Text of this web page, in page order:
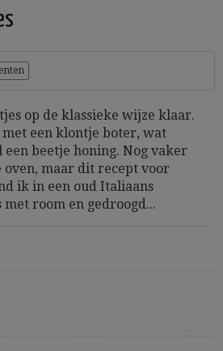
op de klassieke wijze klaar.
met een klontje boter, wat
beetje honing. Nog vaker
oven, maar dit recept voor
ik in een oud Italiaans
room en gedroogd...